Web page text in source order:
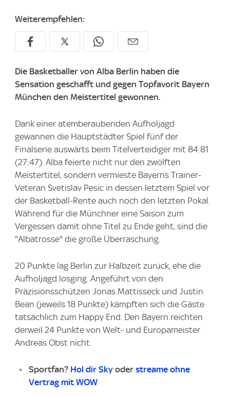
Weiterempfehlen:
Die Basketballer von Alba Berlin haben die
Sensation geschafft und gegen Topfavorit Bayern
München den Meistertitel gewonnen.
Dank einer atemberaubenden Aufholjagd
gewannen die Hauptstädter Spiel fünf der
Finalserie auswärts beim Titelverteidiger mit 84:81
(27:47). Alba feierte nicht nur den zwölften
Meistertitel, sondern vermieste Bayerns Trainer-
Veteran Svetislav Pesic in dessen letztem Spiel vor
der Basketball-Rente auch noch den letzten Pokal.
Während für die Münchner eine Saison zum
Vergessen damit ohne Titel zu Ende geht, sind die
"Albatrosse" die große Überraschung.
20 Punkte lag Berlin zur Halbzeit zurück, ehe die
Aufholjagd losging. Angeführt von den
Präzisionsschützen Jonas Mattisseck und Justin
Bean (jeweils 18 Punkte) kämpften sich die Gäste
tatsächlich zum Happy End. Den Bayern reichten
derweil 24 Punkte von Welt- und Europameister
Andreas Obst nicht.
Sportfan? Hol dir Sky oder streame ohne
Vertrag mit WOW